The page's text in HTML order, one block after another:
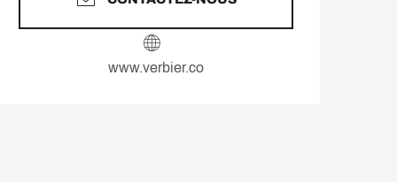
www.verbier.co